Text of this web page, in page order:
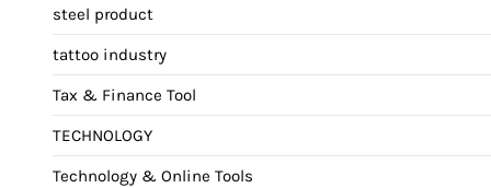
steel product
tattoo industry
Tax & Finance Tool
TECHNOLOGY
Technology & Online Tools